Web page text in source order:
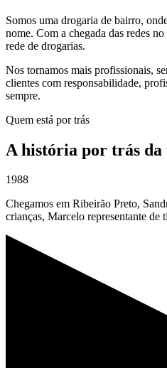
Somos uma drogaria de bairro,
nome. Com a chegada das redes
rede de drogarias.
Nos tornamos mais profissionais,
clientes com responsabilidade,
sempre.
Quem está por trás
A história por trás da
1988
Chegamos em Ribeirão Preto,
crianças, Marcelo representante de